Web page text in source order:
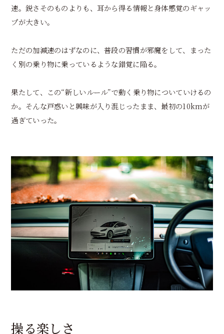
速。鋭さそのものよりも、耳から得る情報と身体感覚のギャッ
プが大きい。
ただの加減速のはずなのに、普段の習慣が邪魔をして、まった
く別の乗り物に乗っているような錯覚に陥る。
果たして、この“新しいルール”で動く乗り物についていけるの
か。そんな戸惑いと興味が入り混じったまま、最初の10kmが
過ぎていった。
操る楽しさ